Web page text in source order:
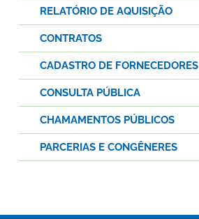
RELATÓRIO DE AQUISIÇÃO
CONTRATOS
CADASTRO DE FORNECEDORES
CONSULTA PÚBLICA
CHAMAMENTOS PÚBLICOS
PARCERIAS E CONGÊNERES